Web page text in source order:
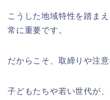
こうした地域特性を踏ま
常に重要です。
だからこそ、取締りや注
子どもたちや若い世代が